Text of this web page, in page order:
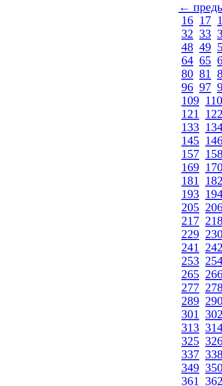
←
16 17
32 33
48 49
64 65
80 81
96 97
109 110
121
133
145
157
169
181
193
205
217
229
241
253
265
277
289
301
313
325
337
349
361